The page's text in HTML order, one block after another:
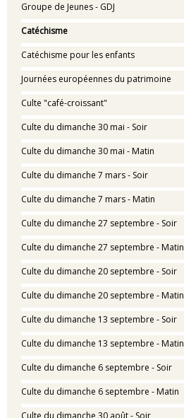
Groupe de Jeunes - GDJ
Catéchisme
Catéchisme pour les enfants
Journées européennes du patrimoine
Culte "café-croissant"
Culte du dimanche 30 mai - Soir
Culte du dimanche 30 mai - Matin
Culte du dimanche 7 mars - Soir
Culte du dimanche 7 mars - Matin
Culte du dimanche 27 septembre - Soir
Culte du dimanche 27 septembre - Matin
Culte du dimanche 20 septembre - Soir
Culte du dimanche 20 septembre - Matin
Culte du dimanche 13 septembre - Soir
Culte du dimanche 13 septembre - Matin
Culte du dimanche 6 septembre - Soir
Culte du dimanche 6 septembre - Matin
Culte du dimanche 30 août - Soir